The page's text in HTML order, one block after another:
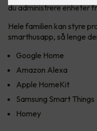
du administrere enheter
Hele familien kan styre
smarthusapp, så lenge
Google Home
Amazon Alexa
Apple HomeKit
Samsung Smart Things
Homey